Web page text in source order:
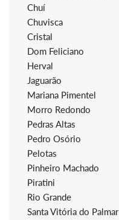
Chuí
Chuvisca
Cristal
Dom Feliciano
Herval
Jaguarão
Mariana Pimentel
Morro Redondo
Pedras Altas
Pedro Osório
Pelotas
Pinheiro Machado
Piratini
Rio Grande
Santa Vitória do Palmar